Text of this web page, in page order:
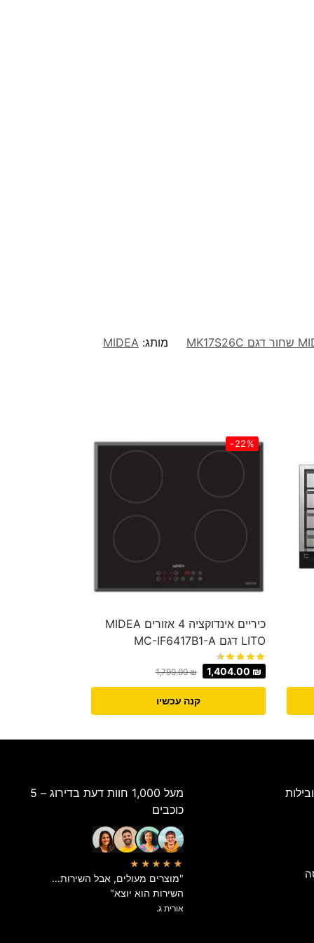
מותג: MIDEA
-22%
כיריים אינדוקציה 4 אזורים MIDEA
LITO דגם MC-IF6417B1-A
1,790.00₪ 1,404.00 ₪
קנה עכשיו
מעל 1,000 חוות דעת בדירוג – 5
כוכבים
★★★★★
"מוצרים מעולים, אבל השירות…
השירות הוא יוצא"
אורית ג.